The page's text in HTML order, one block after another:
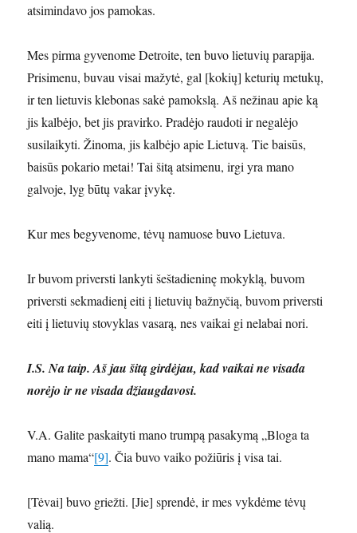
atsimindavo jos pamokas.
Mes pirma gyvenome Detroite, ten buvo lietuvių parapija.
Prisimenu, buvau visai mažytė, gal [kokių] keturių metukų,
ir ten lietuvis klebonas sakė pamokslą. Aš nežinau apie ką
jis kalbėjo, bet jis pravirko. Pradėjo raudoti ir negalėjo
susilaikyti. Žinoma, jis kalbėjo apie Lietuvą. Tie baisūs,
baisūs pokario metai! Tai šitą atsimenu, irgi yra mano
galvoje, lyg būtų vakar įvykę.
Kur mes begyvenome, tėvų namuose buvo Lietuva.
Ir buvom priversti lankyti šeštadieninę mokyklą, buvom
priversti sekmadienį eiti į lietuvių bažnyčią, buvom priversti
eiti į lietuvių stovyklas vasarą, nes vaikai gi nelabai nori.
I.S. Na taip. Aš jau šitą girdėjau, kad vaikai ne visada
norėjo ir ne visada džiaugdavosi.
V.A. Galite paskaityti mano trumpą pasakymą „Bloga ta
mano mama“[9]. Čia buvo vaiko požiūris į visa tai.
[Tėvai] buvo griežti. [Jie] sprendė, ir mes vykdėme tėvų
valią.